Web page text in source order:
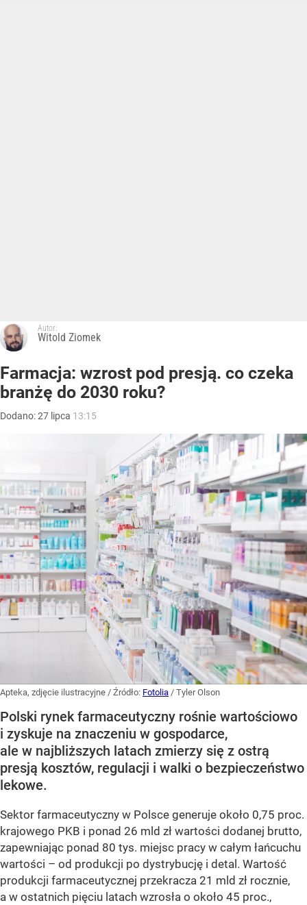
Autor:
Witold Ziomek
Farmacja: wzrost pod presją. co czeka
branżę do 2030 roku?
Dodano:27 lipca 13:15
Apteka, zdjęcie ilustracyjne / Źródło: Fotolia / Tyler Olson
Polski rynek farmaceutyczny rośnie wartościowo
i zyskuje na znaczeniu w gospodarce,
ale w najbliższych latach zmierzy się z ostrą
presją kosztów, regulacji i walki o bezpieczeństwo
lekowe.
Sektor farmaceutyczny w Polsce generuje około 0,75 proc.
krajowego PKB i ponad 26 mld zł wartości dodanej brutto,
zapewniając ponad 80 tys. miejsc pracy w całym łańcuchu
wartości – od produkcji po dystrybucję i detal. Wartość
produkcji farmaceutycznej przekracza 21 mld zł rocznie,
a w ostatnich pięciu latach wzrosła o około 45 proc.,